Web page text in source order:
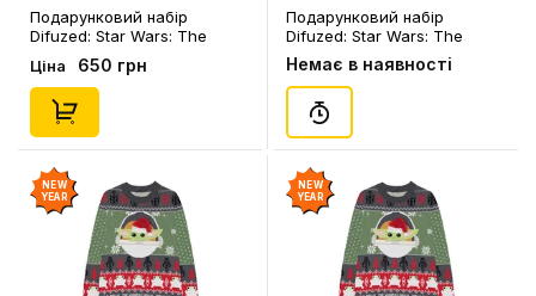
Подарунковий набір
Difuzed: Star Wars: The
Mandalorian: Grogu,
(153569)
Ціна 650 грн
Подарунковий набір
Difuzed: Star Wars: The
Mandalorian: The
Mandalorian and Grogu,
(128734)
Немає в наявності
NEW
YEAR
NEW
YEAR